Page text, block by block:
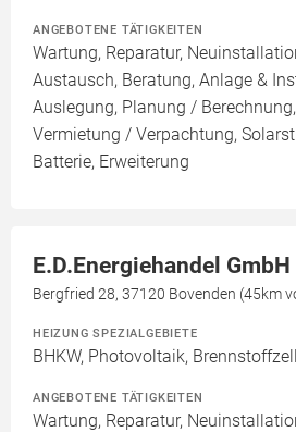
ANGEBOTENE TÄTIGKEITEN
Wartung, Reparatur,
Austausch, Beratung, Anlage &
Auslegung, Planung /
Vermietung / Verpachtung,
Batterie, Erweiterung
E.D.Energiehandel GmbH
Bergfried 28, 37120 Bovenden (45km
HEIZUNG SPEZIALGEBIETE
BHKW, Photovoltaik,
ANGEBOTENE TÄTIGKEITEN
Wartung, Reparatur,